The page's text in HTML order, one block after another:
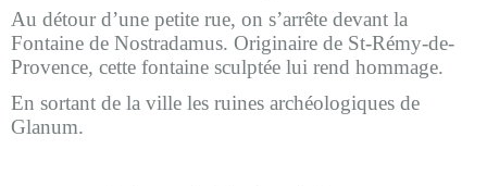
Au détour d’une petite rue, on s’arrête devant la
Fontaine de Nostradamus. Originaire de St-Rémy-de-
Provence, cette fontaine sculptée lui rend hommage.
En sortant de la ville les ruines archéologiques de
Glanum.